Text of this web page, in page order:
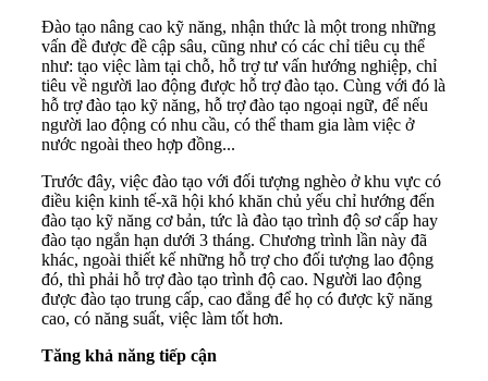
Đào tạo nâng cao kỹ năng, nhận thức là một trong những
vấn đề được đề cập sâu, cũng như có các chỉ tiêu cụ thể
như: tạo việc làm tại chỗ, hỗ trợ tư vấn hướng nghiệp, chỉ
tiêu về người lao động được hỗ trợ đào tạo. Cùng với đó là
hỗ trợ đào tạo kỹ năng, hỗ trợ đào tạo ngoại ngữ, để nếu
người lao động có nhu cầu, có thể tham gia làm việc ở
nước ngoài theo hợp đồng...
Trước đây, việc đào tạo với đối tượng nghèo ở khu vực có
điều kiện kinh tế-xã hội khó khăn chủ yếu chỉ hướng đến
đào tạo kỹ năng cơ bản, tức là đào tạo trình độ sơ cấp hay
đào tạo ngắn hạn dưới 3 tháng. Chương trình lần này đã
khác, ngoài thiết kế những hỗ trợ cho đối tượng lao động
đó, thì phải hỗ trợ đào tạo trình độ cao. Người lao động
được đào tạo trung cấp, cao đẳng để họ có được kỹ năng
cao, có năng suất, việc làm tốt hơn.
Tăng khả năng tiếp cận